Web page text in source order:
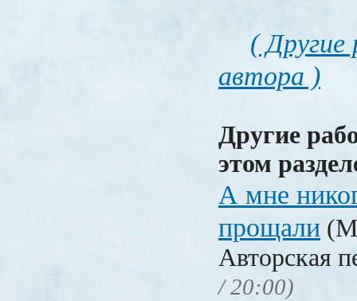
(
автора )
Другие
этом
А мне
прощали
Авторская
/ 20:00)